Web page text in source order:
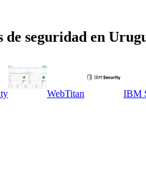
de seguridad en
WebTitan
IBM